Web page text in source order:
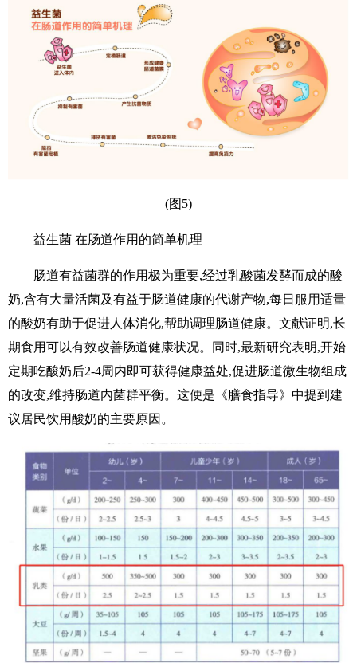
(图5)
益生菌 在肠道作用的简单机理
肠道有益菌群的作用极为重要,经过乳酸菌发酵而成的酸
奶,含有大量活菌及有益于肠道健康的代谢产物,每日服用适量
的酸奶有助于促进人体消化,帮助调理肠道健康。文献证明,长
期食用可以有效改善肠道健康状况。同时,最新研究表明,开始
定期吃酸奶后2-4周内即可获得健康益处,促进肠道微生物组成
的改变,维持肠道内菌群平衡。这便是《膳食指导》中提到建
议居民饮用酸奶的主要原因。